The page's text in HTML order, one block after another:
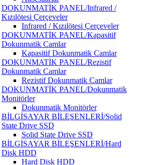
DOKUNMATİK PANEL/Infrared /
Kızılötesi Çerçeveler
Infrared / Kızılötesi Çerçeveler
DOKUNMATİK PANEL/Kapasitif
Dokunmatik Camlar
Kapasitif Dokunmatik Camlar
DOKUNMATİK PANEL/Rezistif
Dokunmatik Camlar
Rezistif Dokunmatik Camlar
DOKUNMATİK PANEL/Dokunmatik
Monitörler
Dokunmatik Monitörler
BİLGİSAYAR BİLEŞENLERİ/Solid
State Drive SSD
Solid State Drive SSD
BİLGİSAYAR BİLEŞENLERİ/Hard
Disk HDD
Hard Disk HDD